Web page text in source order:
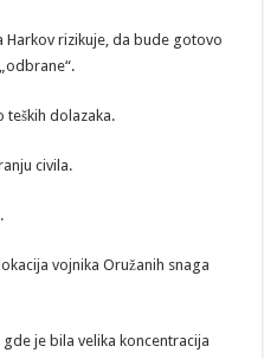
Harkov rizikuje, da bude gotovo
teških dolazaka.
civila.
vojnika Oružanih snaga
je bila velika koncentracija